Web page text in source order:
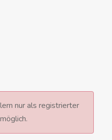
nur als registrierter